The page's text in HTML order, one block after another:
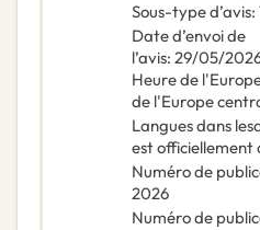
Sous-type d’avis:
Date d’envoi de
l’avis: 29/05/
Heure de
de l'Europe
Langues dans
est officiellement
Numéro de
2026
Numéro de